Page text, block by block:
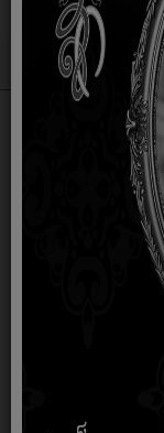
สำนักงานองค์การบริ
หมู่ 4 ตำบลโคกสว่า
โทร. 045
โทรสาร 045
Email :
Line OA :